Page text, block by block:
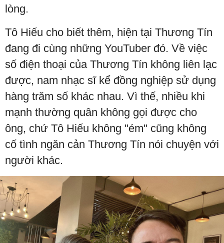
lòng.
Tô Hiếu cho biết thêm, hiện tại Thương Tín
đang đi cùng những YouTuber đó. Về việc
số điện thoại của Thương Tín không liên lạc
được, nam nhạc sĩ kể đồng nghiệp sử dụng
hàng trăm số khác nhau. Vì thế, nhiều khi
mạnh thường quân không gọi được cho
ông, chứ Tô Hiếu không "ém" cũng không
cố tình ngăn cản Thương Tín nói chuyện với
người khác.